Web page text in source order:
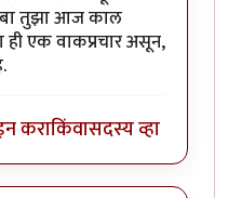
तुझा आज काल
ही एक वाकप्रचार असून,
कराकिंवासदस्य व्हा